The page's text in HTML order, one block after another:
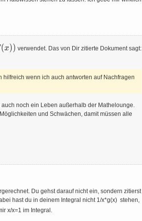
(x) ) verwendet. Das von Dir zitierte Dokument sagt:
wenn ich auch antworten auf Nachfragen
noch ein Leben außerhalb der Mathelounge.
und Schwächen, damit müssen alle
Du gehst darauf nicht ein, sondern zitierst
hast du in deinem Integral nicht 1/x*g(x) stehen,
x/x=1 im Integral.